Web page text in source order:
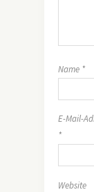
Name *
E-Mail-
*
Website